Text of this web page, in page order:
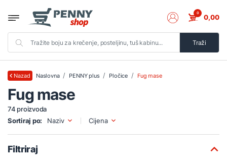
Traži
0 0,00
Nazad Naslovna PENNY plus Pločice Fug mase
Fug mase
74 proizvoda
Sortiraj po:
Naziv Cijena
Filtriraj